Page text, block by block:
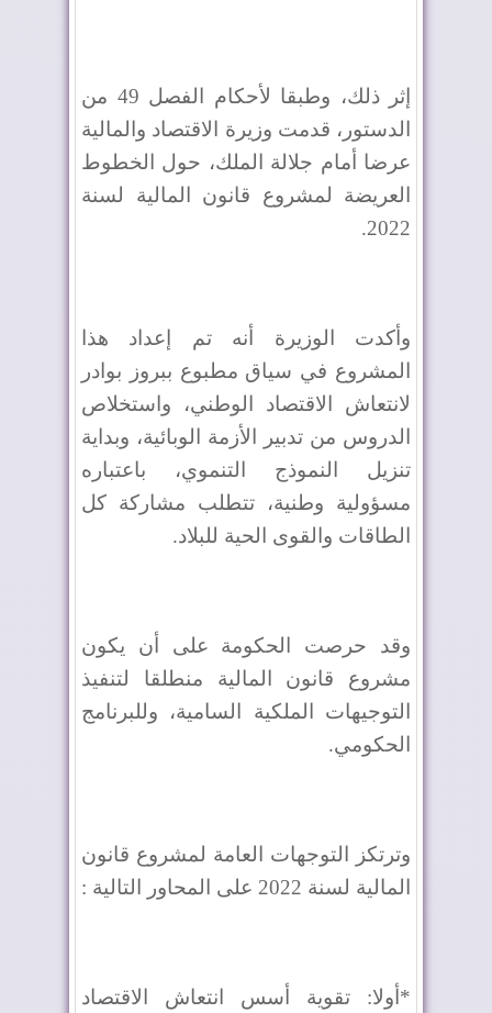
إثر ذلك، وطبقا لأحكام الفصل 49 من
الدستور، قدمت وزيرة الاقتصاد والمالية
عرضا أمام جلالة الملك، حول الخطوط
العريضة لمشروع قانون المالية لسنة
2022.
وأكدت الوزيرة أنه تم إعداد هذا
المشروع في سياق مطبوع ببروز بوادر
لانتعاش الاقتصاد الوطني، واستخلاص
الدروس من تدبير الأزمة الوبائية، وبداية
تنزيل النموذج التنموي، باعتباره
مسؤولية وطنية، تتطلب مشاركة كل
الطاقات والقوى الحية للبلاد.
وقد حرصت الحكومة على أن يكون
مشروع قانون المالية منطلقا لتنفيذ
التوجيهات الملكية السامية، وللبرنامج
الحكومي.
وترتكز التوجهات العامة لمشروع قانون
المالية لسنة 2022 على المحاور التالية :
*أولا: تقوية أسس انتعاش الاقتصاد